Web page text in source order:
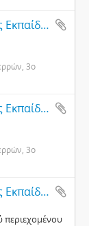
Αρχείο 3ου Γραφείου Πρωτοβάθμιας Εκπαίδευσης Νομού Σερρών
3ο
Αρχείο 3ου Γραφείου Πρωτοβάθμιας Εκπαίδευσης Νομού Σερρών
3ο
Αρχείο 3ου Γραφείου Πρωτοβάθμιας Εκπαίδευσης Νομού Σερρών
περιεχομένου